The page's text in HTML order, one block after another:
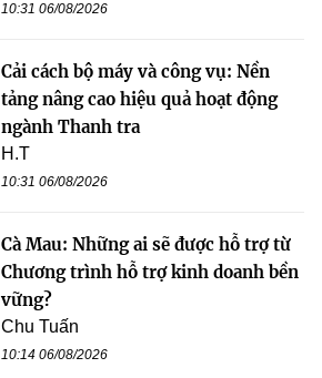
10:31 06/08/2026
Cải cách bộ máy và công vụ: Nền
tảng nâng cao hiệu quả hoạt động
ngành Thanh tra
H.T
10:31 06/08/2026
Cà Mau: Những ai sẽ được hỗ trợ từ
Chương trình hỗ trợ kinh doanh bền
vững?
Chu Tuấn
10:14 06/08/2026